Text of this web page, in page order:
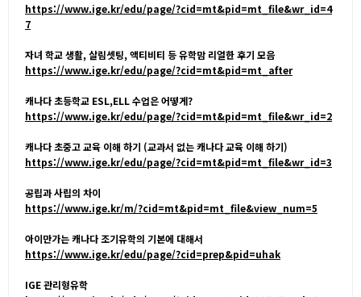
https://www.ige.kr/edu/page/?cid=mt&pid=mt_file&wr_id=4
7
자녀 학교 생활, 살림셋팅, 액티비티 등 유학맘 리얼한 후기 모음
https://www.ige.kr/edu/page/?cid=mt&pid=mt_after
캐나다 초등학교 ESL,ELL 수업은 어떻게?
https://www.ige.kr/edu/page/?cid=mt&pid=mt_file&wr_id=2
캐나다 초중고 교육 이해 하기 (교과서 없는 캐나다 교육 이해 하기)
https://www.ige.kr/edu/page/?cid=mt&pid=mt_file&wr_id=3
공립과 사립의 차이
https://www.ige.kr/m/?cid=mt&pid=mt_file&view_num=5
아이만가는 캐나다 조기유학의 기본에 대해서
https://www.ige.kr/edu/page/?cid=prep&pid=uhak
IGE 관리형유학